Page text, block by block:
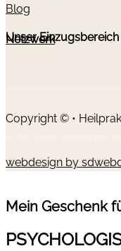
Blog
Netzwerk
Unser Einzugsbereich
Copyright © •
webdesign by
Mein Geschenk